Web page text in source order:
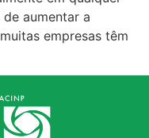
aumentar a
empresas têm